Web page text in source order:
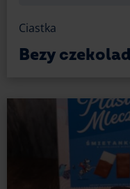
Ciastka
Bezy